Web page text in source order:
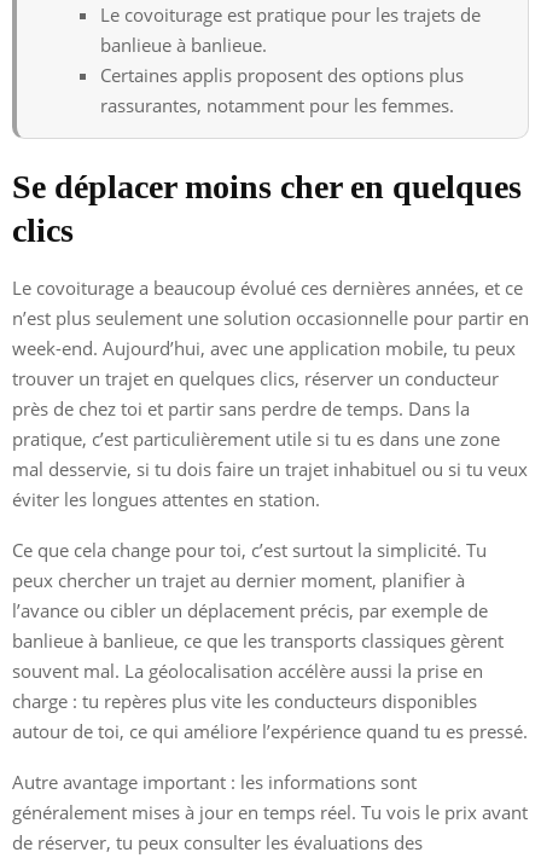
Le covoiturage est pratique pour les trajets de
banlieue à banlieue.
Certaines applis proposent des options plus
rassurantes, notamment pour les femmes.
Se déplacer moins cher en quelques
clics
Le covoiturage a beaucoup évolué ces dernières années, et ce
n’est plus seulement une solution occasionnelle pour partir en
week-end. Aujourd’hui, avec une application mobile, tu peux
trouver un trajet en quelques clics, réserver un conducteur
près de chez toi et partir sans perdre de temps. Dans la
pratique, c’est particulièrement utile si tu es dans une zone
mal desservie, si tu dois faire un trajet inhabituel ou si tu veux
éviter les longues attentes en station.
Ce que cela change pour toi, c’est surtout la simplicité. Tu
peux chercher un trajet au dernier moment, planifier à
l’avance ou cibler un déplacement précis, par exemple de
banlieue à banlieue, ce que les transports classiques gèrent
souvent mal. La géolocalisation accélère aussi la prise en
charge : tu repères plus vite les conducteurs disponibles
autour de toi, ce qui améliore l’expérience quand tu es pressé.
Autre avantage important : les informations sont
généralement mises à jour en temps réel. Tu vois le prix avant
de réserver, tu peux consulter les évaluations des